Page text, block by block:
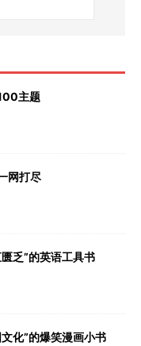
主题
网打尽
乏”的英语工具书
化”的爆笑漫画小书